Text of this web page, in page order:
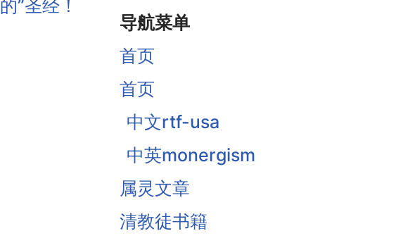
的”圣经！
导航菜单
首页
首页
中文rtf-usa
中英monergism
属灵文章
清教徒书籍